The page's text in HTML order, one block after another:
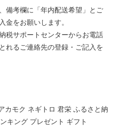
備考欄に「年内配送希望」とご
金をお願いします。
税サポートセンターからお電話
れるご連絡先の登録・ご記入を
カモク ネギトロ 君栄 ふるさと納
キング プレゼント ギフト